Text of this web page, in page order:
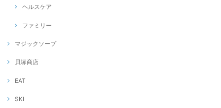
ヘルスケア
ファミリー
マジックソープ
貝塚商店
EAT
SKI